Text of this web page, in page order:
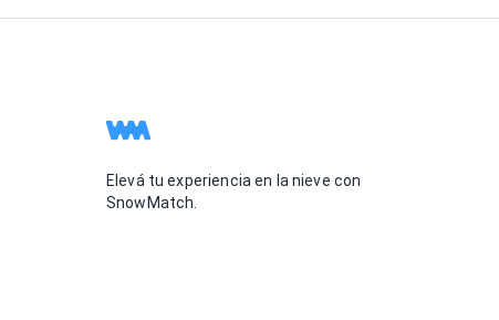
Elevá tu experiencia en la nieve con
SnowMatch.